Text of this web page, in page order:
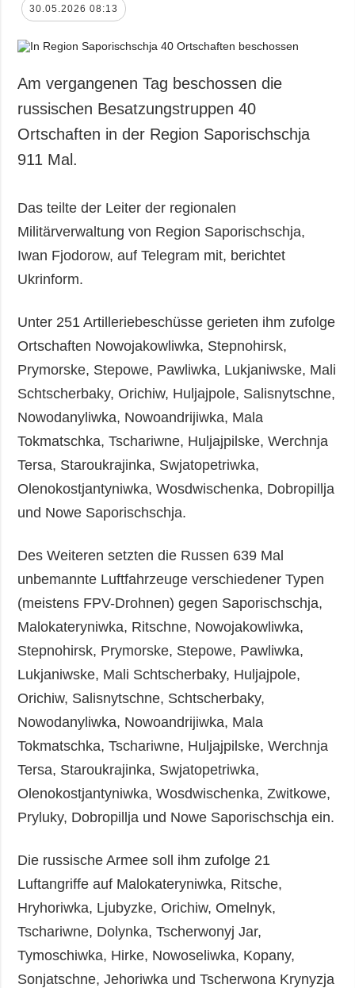
30.05.2026 08:13
Am vergangenen Tag beschossen die
russischen Besatzungstruppen 40
Ortschaften in der Region Saporischschja
911 Mal.
Das teilte der Leiter der regionalen
Militärverwaltung von Region Saporischschja,
Iwan Fjodorow, auf Telegram mit, berichtet
Ukrinform.
Unter 251 Artilleriebeschüsse gerieten ihm zufolge
Ortschaften Nowojakowliwka, Stepnohirsk,
Prymorske, Stepowe, Pawliwka, Lukjaniwske, Mali
Schtscherbaky, Orichiw, Huljajpole, Salisnytschne,
Nowodanyliwka, Nowoandrijiwka, Mala
Tokmatschka, Tschariwne, Huljajpilske, Werchnja
Tersa, Staroukrajinka, Swjatopetriwka,
Olenokostjantyniwka, Wosdwischenka, Dobropillja
und Nowe Saporischschja.
Des Weiteren setzten die Russen 639 Mal
unbemannte Luftfahrzeuge verschiedener Typen
(meistens FPV-Drohnen) gegen Saporischschja,
Malokateryniwka, Ritschne, Nowojakowliwka,
Stepnohirsk, Prymorske, Stepowe, Pawliwka,
Lukjaniwske, Mali Schtscherbaky, Huljajpole,
Orichiw, Salisnytschne, Schtscherbaky,
Nowodanyliwka, Nowoandrijiwka, Mala
Tokmatschka, Tschariwne, Huljajpilske, Werchnja
Tersa, Staroukrajinka, Swjatopetriwka,
Olenokostjantyniwka, Wosdwischenka, Zwitkowe,
Pryluky, Dobropillja und Nowe Saporischschja ein.
Die russische Armee soll ihm zufolge 21
Luftangriffe auf Malokateryniwka, Ritsche,
Hryhoriwka, Ljubyzke, Orichiw, Omelnyk,
Tschariwne, Dolynka, Tscherwonyj Jar,
Tymoschiwka, Hirke, Nowoseliwka, Kopany,
Sonjatschne, Jehoriwka und Tscherwona Krynyzja